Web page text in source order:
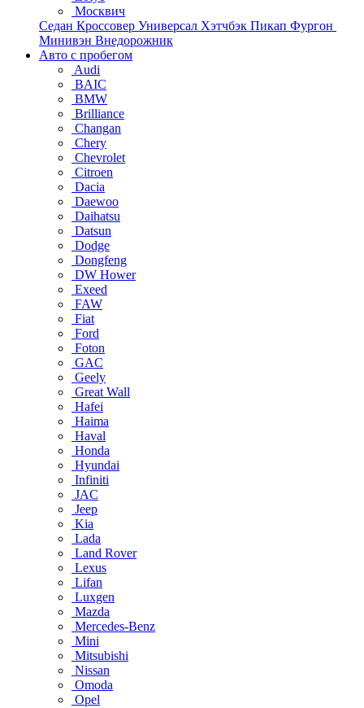
Москвич
Седан Кроссовер Универсал Хэтчбэк Пикап Фургон
Минивэн Внедорожник
Авто с пробегом
Audi
BAIC
BMW
Brilliance
Changan
Chery
Chevrolet
Citroen
Dacia
Daewoo
Daihatsu
Datsun
Dodge
Dongfeng
DW Hower
Exeed
FAW
Fiat
Ford
Foton
GAC
Geely
Great Wall
Hafei
Haima
Haval
Honda
Hyundai
Infiniti
JAC
Jeep
Kia
Lada
Land Rover
Lexus
Lifan
Luxgen
Mazda
Mercedes-Benz
Mini
Mitsubishi
Nissan
Omoda
Opel